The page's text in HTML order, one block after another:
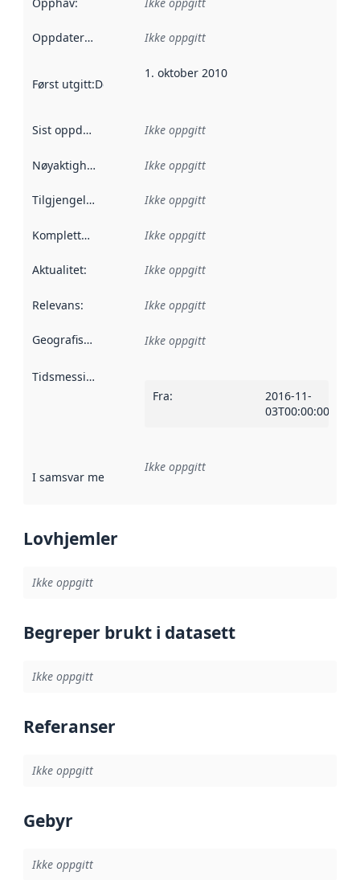
Oppdateringsfrekvens :
Ikke oppgitt
Først utgitt:Denne datoen sier når dataene i dette
1. oktober 2010
Sist oppdatert Ikke oppgitt
Nøyaktighet Ikke oppgitt
Tilgjengelighet Ikke oppgitt
Kompletthet Ikke oppgitt
Aktualitet: Ikke oppgitt
Relevans: Ikke oppgitt
Geografisk avgrensning :
Ikke oppgitt
Tidsmessig avgrensning
Fra:
2016-11-
03T00:00:00Z
I samsvar med Referanse til en implementasjonsregel
Ikke oppgitt
Lovhjemler
Ikke oppgitt
Begreper brukt i datasett
Ikke oppgitt
Referanser
Ikke oppgitt
Gebyr
Ikke oppgitt